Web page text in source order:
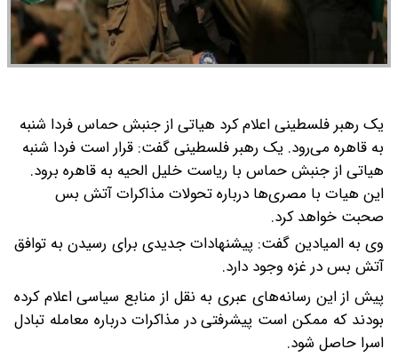
یک رهبر فلسطینی اعلام کرد هیاتی از جنبش حماس فردا شنبه
به قاهره می‌رود. یک رهبر فلسطینی گفت: قرار است فردا شنبه
هیاتی از جنبش حماس با ریاست خلیل الحیه به قاهره برود.
این هیات با مصری‌ها درباره تحولات مذاکرات آتش بس
صحبت خواهد کرد.
وی به المیادین گفت: پیشنهادات جدیدی برای رسیدن به توافق
آتش بس در غزه وجود دارد.
پیش از این رسانه‌های عبری به نقل از منابع سیاسی اعلام کرده
بودند که ممکن است پیشرفتی در مذاکرات درباره معامله تبادل
اسرا حاصل شود.